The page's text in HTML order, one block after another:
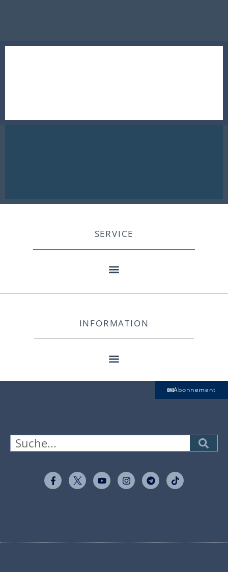
SERVICE
INFORMATION
Abonnement